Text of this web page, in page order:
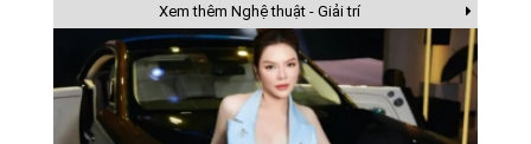
Xem thêm Nghệ thuật - Giải trí